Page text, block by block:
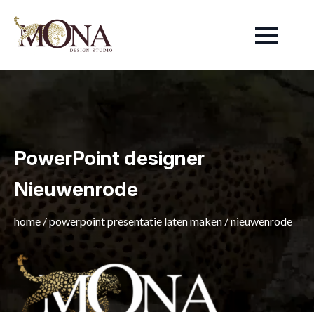
PowerPoint designer
Nieuwenrode
home /powerpoint presentatie laten maken /nieuwenrode